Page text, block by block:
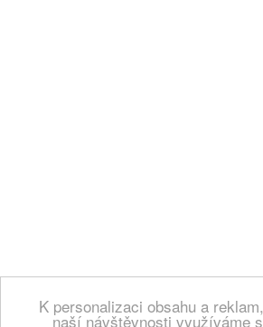
K personalizaci obsahu a
naší návštěvnosti využíváme